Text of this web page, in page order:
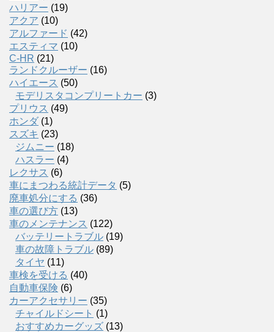
ハリアー (19)
アクア (10)
アルファード (42)
エスティマ (10)
C-HR (21)
ランドクルーザー (16)
ハイエース (50)
モデリスタコンプリートカー (3)
プリウス (49)
ホンダ (1)
スズキ (23)
ジムニー (18)
ハスラー (4)
レクサス (6)
車にまつわる統計データ (5)
廃車処分にする (36)
車の選び方 (13)
車のメンテナンス (122)
バッテリートラブル (19)
車の故障トラブル (89)
タイヤ (11)
車検を受ける (40)
自動車保険 (6)
カーアクセサリー (35)
チャイルドシート (1)
おすすめカーグッズ (13)